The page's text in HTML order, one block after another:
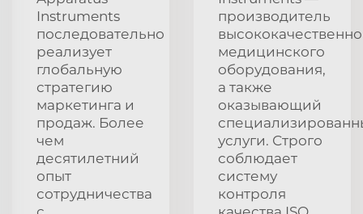
Instruments
последовательно
реализует
глобальную
стратегию
маркетинга и
продаж. Более
чем
десятилетний
опыт
сотрудничества
производитель
медицинского
оборудования,
а также
оказывающий
услуги. Строго
соблюдает
систему
контроля